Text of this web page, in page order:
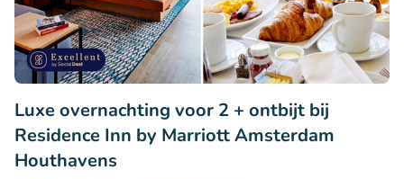
Luxe overnachting voor 2 + ontbijt bij
Residence Inn by Marriott Amsterdam
Houthavens